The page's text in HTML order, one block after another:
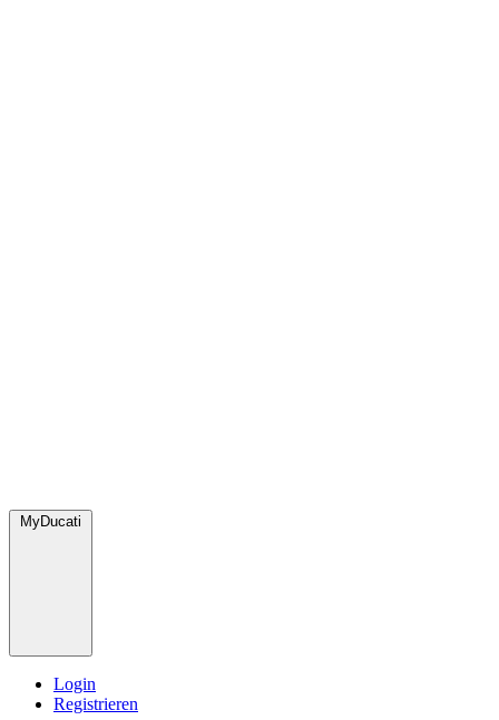
MyDucati
Login
Registrieren